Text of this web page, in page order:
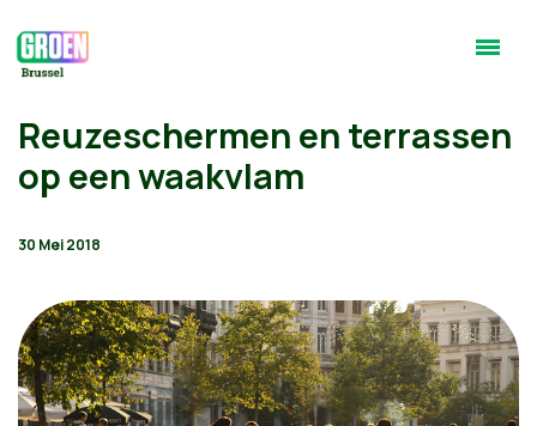
Reuzeschermen en terrassen
op een waakvlam
30 Mei 2018